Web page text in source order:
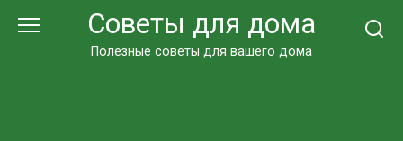
Советы для дома
Полезные советы для вашего дома